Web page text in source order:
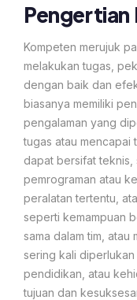
Kompeten merujuk
melakukan tugas,
dengan baik dan
biasanya memiliki
pengalaman yang
tugas atau mencapai
dapat bersifat teknis,
pemrograman atau
peralatan tertentu,
seperti kemampuan
sama dalam tim,
sering kali
pendidikan, atau
tujuan dan